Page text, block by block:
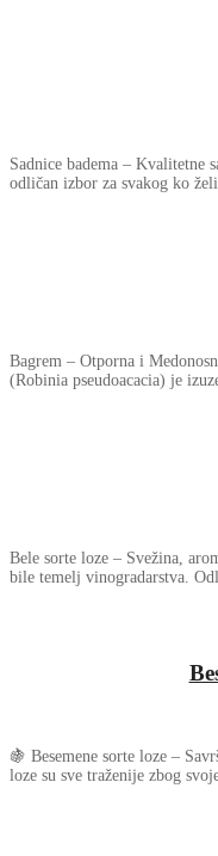
Sadnice badema – Kvalitetne
odličan izbor za svakog ko
Bagrem – Otporna i
(Robinia pseudoacacia) je
Bele sorte loze – Svežina,
bile temelj vinogradarstva.
🍇 Besemene sorte loze –
loze su sve traženije zbog